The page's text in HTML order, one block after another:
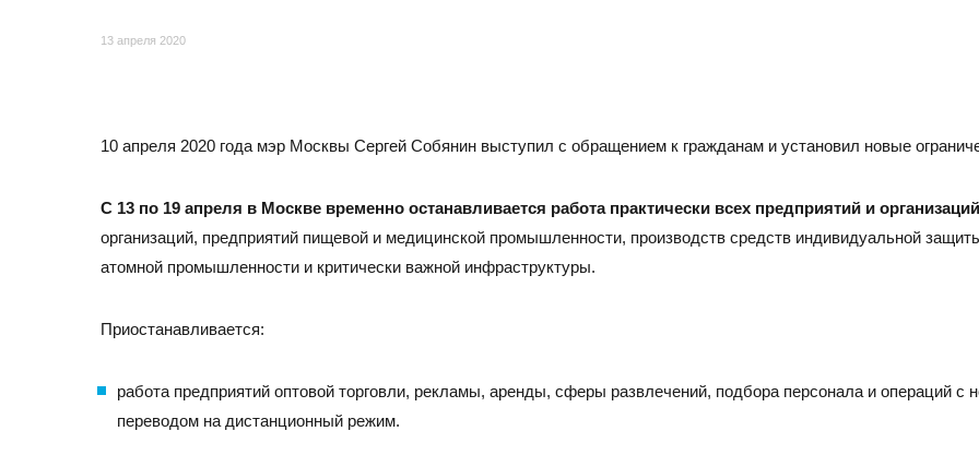
Бизнес-центр «Пост Плаза» (м. Электрозаводская)
оф. 617а
3,
13 апреля 2020
10 апреля 2020 года мэр Москвы Сергей Собянин выступил с обращением к гражданам и установил новые
С 13 по 19 апреля в Москве временно останавливается работа практически всех предприятий и организаций
организаций, предприятий пищевой и медицинской промышленности, производств средств индивидуальной
атомной промышленности и критически важной инфраструктуры.
Приостанавливается:
работа предприятий оптовой торговли, рекламы, аренды, сферы развлечений, подбора персонала и операций
переводом на дистанционный режим.